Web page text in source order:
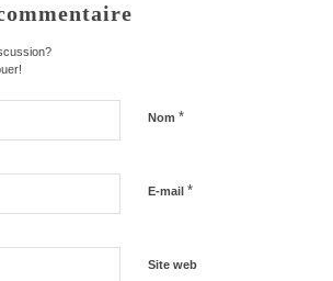
Nom *
E-mail *
Site web